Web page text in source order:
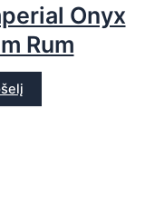
Onyx
Rum